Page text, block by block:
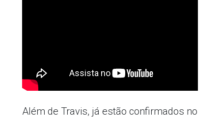
Além de Travis, já estão confirmados no